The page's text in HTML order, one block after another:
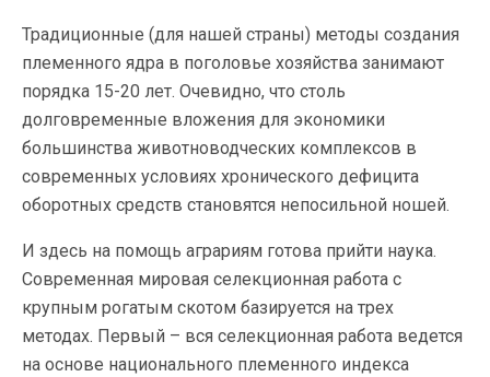
Традиционные (для нашей страны) методы создания
племенного ядра в поголовье хозяйства занимают
порядка 15-20 лет. Очевидно, что столь
долговременные вложения для экономики
большинства животноводческих комплексов в
современных условиях хронического дефицита
оборотных средств становятся непосильной ношей.
И здесь на помощь аграриям готова прийти наука.
Современная мировая селекционная работа с
крупным рогатым скотом базируется на трех
методах. Первый – вся селекционная работа ведется
на основе национального племенного индекса